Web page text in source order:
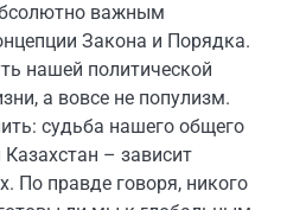
важным
Закона и Порядка.
нашей политической
а вовсе не популизм.
судьба нашего общего
– зависит
По правде говоря, никого